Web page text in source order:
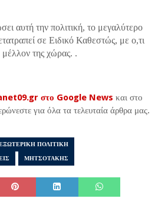
αυτή την πολιτική, το μεγαλύτερο
σε Ειδικό Καθεστώς, με ο,τι
μέλλον της χώρας. .
στο Google News και στο
για όλα τα τελευταία άρθρα μας.
ΠΟΛΙΤΙΚΗ
ΜΗΤΣΟΤΑΚΗΣ